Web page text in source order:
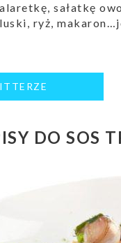
sałatkę
ryż,
DO SOS